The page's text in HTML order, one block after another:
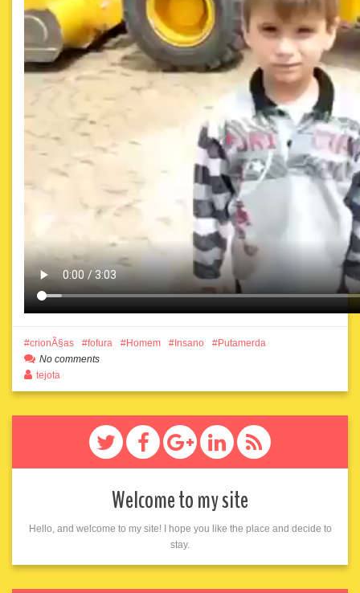
crionÃ§as fofura Homem Insano
Putamerda
No comments
tejota
Welcome to my site
Hello, and welcome to my site! I hope you like the place and decide to
stay.